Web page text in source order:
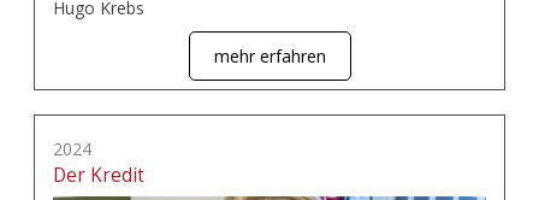
Hugo Krebs
mehr erfahren
2024
Der Kredit